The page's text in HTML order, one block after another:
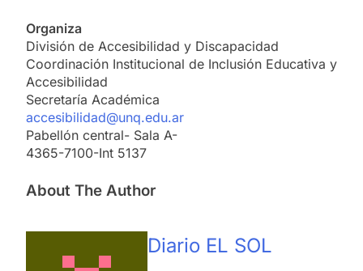
Organiza
División de Accesibilidad y Discapacidad
Coordinación Institucional de Inclusión Educativa y
Accesibilidad
Secretaría Académica
accesibilidad@unq.edu.ar
Pabellón central- Sala A-
4365-7100-Int 5137
About The Author
Diario EL SOL